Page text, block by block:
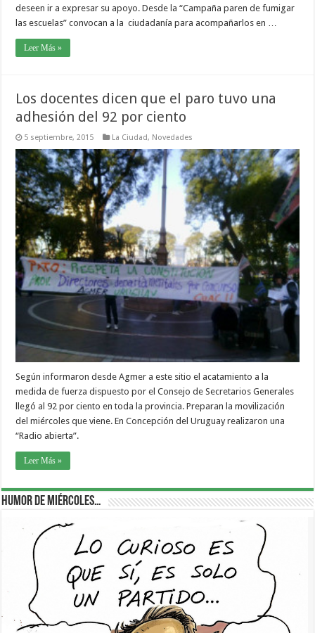
deseen ir a expresar su apoyo. Desde la “Campaña paren de fumigar
las escuelas” convocan a la ciudadanía para acompañarlos en …
Leer Más »
Los docentes dicen que el paro tuvo una
adhesión del 92 por ciento
5 septiembre, 2015 La Ciudad, Novedades
Según informaron desde Agmer a este sitio el acatamiento a la
medida de fuerza dispuesto por el Consejo de Secretarios Generales
llegó al 92 por ciento en toda la provincia. Preparan la movilización
del miércoles que viene. En Concepción del Uruguay realizaron una
“Radio abierta”.
Leer Más »
Humor de Miércoles…